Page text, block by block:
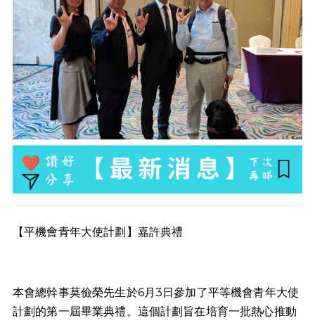
【平機會青年大使計劃】嘉許典禮
本會總幹事莫儉榮先生於6月3日參加了平等機會青年大使
計劃的第一屆畢業典禮。這個計劃旨在培育一批熱心推動